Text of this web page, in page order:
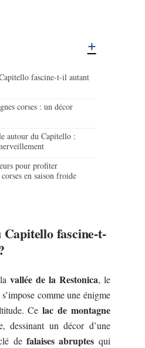
fascine-t-il autant
corses : un décor
autour du Capitello :
pour profiter
en saison froide
fascine-t-
vallée de la Restonica, le
s’impose comme une énigme
Celac de montagne
dessinant un décor d’une
de falaises abruptes qui